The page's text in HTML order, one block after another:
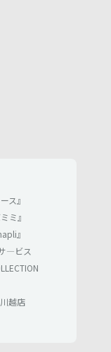
ス』
ミ』
』
―ビス
越店